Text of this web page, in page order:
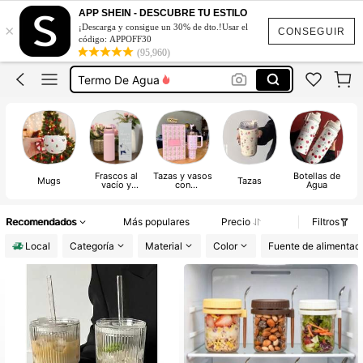
CONSEGUIR
×
APP SHEIN - DESCUBRE TU ESTILO
¡Descarga y consigue un 30% de dto.!Usar el
código: APPOFF30
(95,960)
Owala
Owala Water Bottle
Termo De Agua
Termos
Owala
Mugs Frascos al
vacío y
Tazas y vasos
con Tazas Botellas de
Agua
Recomendados Más populares Precio
Filtros
Local
Categoría Material Color Fuente de